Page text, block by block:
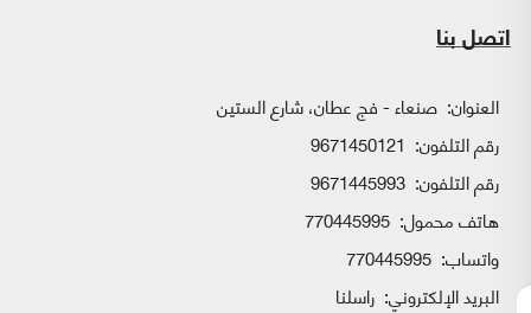
اتصل بنا
العنوان: صنعاء - فج عطان، شارع الستين
رقم التلفون: 9671450121
رقم التلفون: 9671445993
هاتف محمول: 770445995
واتساب:
البريد الإلكتروني: راسلنا